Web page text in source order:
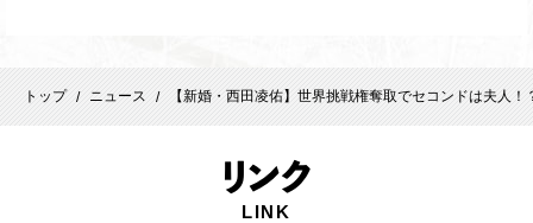
トップ / ニュース / 【新婚・西田凌佑】世界挑戦権奪取でセコンドは夫人！
リンク
LINK